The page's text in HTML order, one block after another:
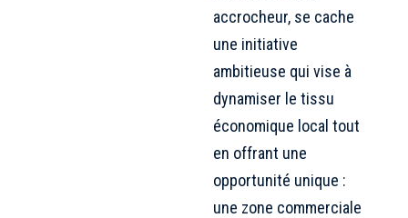
accrocheur, se cache
une initiative
ambitieuse qui vise à
dynamiser le tissu
économique local tout
en offrant une
opportunité unique :
une zone commerciale